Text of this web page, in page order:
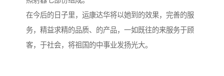
在今后的日子里，运康达华将以她到的效果，完善的服
务，精益求精的品质、的产品，一如既往的来服务于顾
客，于社会，将祖国的中事业发扬光大。